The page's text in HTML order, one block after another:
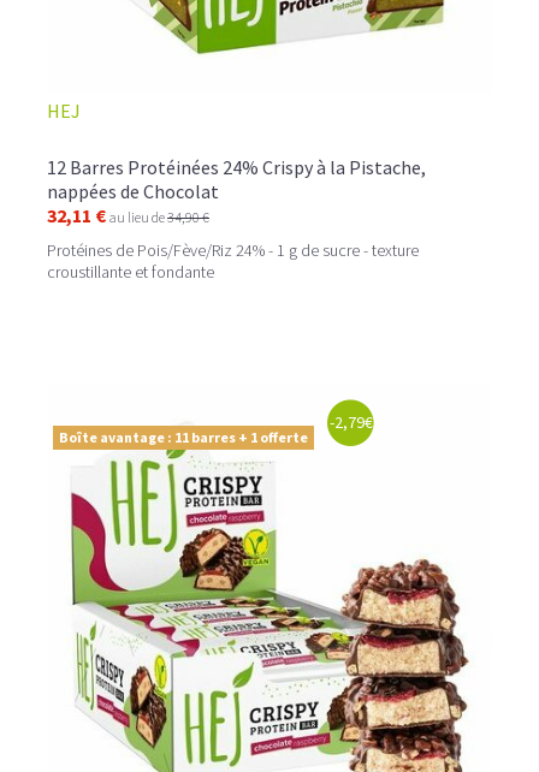
HEJ
12 Barres Protéinées 24% Crispy à la Pistache,
nappées de Chocolat
32,11 € au lieu de34,90 €
Protéines de Pois/Fève/Riz 24% - 1 g de sucre - texture
croustillante et fondante
Boîte avantage : 11 barres + 1 offerte
-2,79€